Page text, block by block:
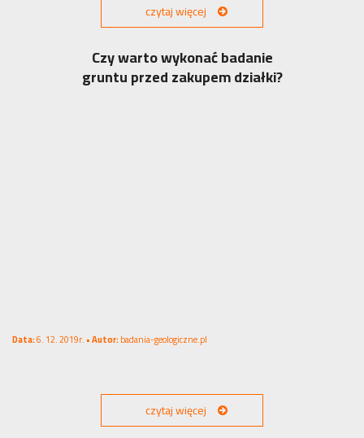
czytaj więcej
Czy warto wykonać badanie
gruntu przed zakupem działki?
Data:6. 12. 2019r. •Autor:badania-geologiczne.pl
czytaj więcej